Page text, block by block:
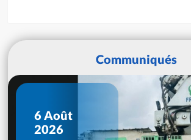
Communiqués
6 Août
2026